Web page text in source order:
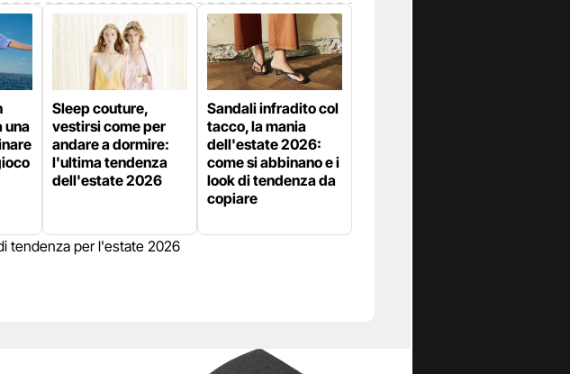
una
Sleep couture,
vestirsi come per
andare a dormire:
l'ultima tendenza
dell'estate 2026
Sandali infradito col
tacco, la mania
dell'estate 2026:
come si abbinano e i
look di tendenza da
copiare
tendenza per l'estate 2026